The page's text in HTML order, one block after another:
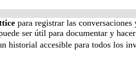
para registrar las
ser útil para documentar y
historial accesible para todos los